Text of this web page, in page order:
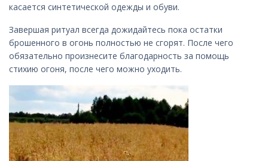
касается синтетической одежды и обуви.
Завершая ритуал всегда дожидайтесь пока остатки
брошенного в огонь полностью не сгорят. После чего
обязательно произнесите благодарность за помощь
стихию огоня, после чего можно уходить.